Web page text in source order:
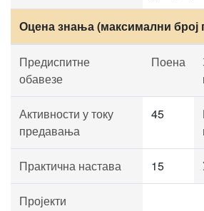
Оцена знања (максимални број
Предиспитне
обавезе
Поена
Активности у току
предавања
45
Практична настава 15
Пројекти